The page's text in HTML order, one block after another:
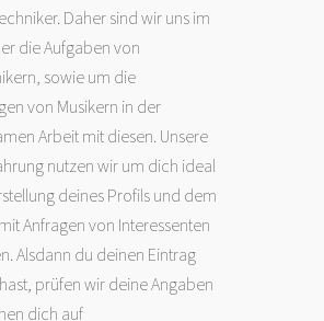
Daher sind wir uns im
die Aufgaben von
sowie um die
von Musikern in der
Arbeit mit diesen. Unsere
nutzen wir um dich ideal
deines Profils und dem
Anfragen von Interessenten
Alsdann du deinen Eintrag
prüfen wir deine Angaben
dich auf